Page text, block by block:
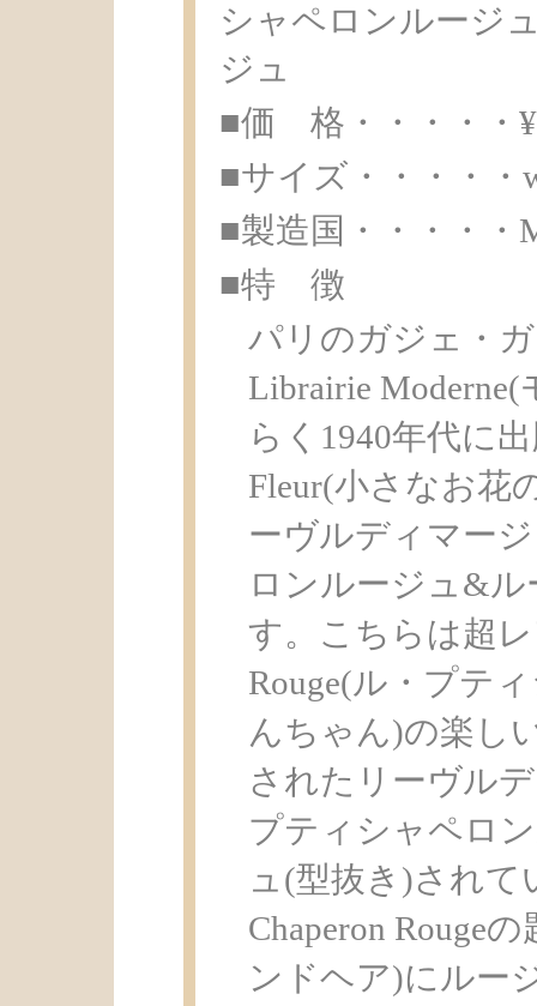
シャペロンルージ
ジュ
■価 格・・・・・
■サイズ・・・・・
■製造国・・・・・
■特 徴
パリのガジェ・
Librairie
らく1940年代に
Fleur(小さなお花
ーヴルディマー
ロンルージュ&
す。こちらは超レ
Rouge(ル・プテ
んちゃん)の楽し
されたリーヴル
プティシャペロ
ュ(型抜き)されて
Chaperon Rouge
ンドヘア)にルー